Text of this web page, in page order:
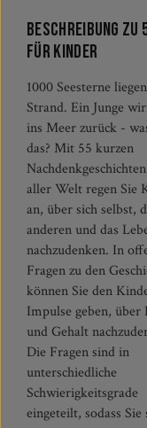
Beschreibung zu
für Kinder
1000 Seesterne
Strand. Ein Junge
ins Meer zurück -
das? Mit 55 kurzen
aller Welt regen Sie
an, über sich selbst,
anderen und das
nachzudenken. In
Fragen zu den
können Sie den
Impulse geben, über
und Gehalt
Die Fragen sind in
unterschiedliche
Schwierigkeitsgrade
eingeteilt, sodass Sie
einsetzen
wenn Sie
unterrichten. Zu jeder
Geschichte gibt es
Übersicht mit
Lernbereichen,
"Selbstvertrauen", "frei
oder
übernehmen", die
gezielten Einsatz
Die kleinen
sowohl für den
Religions- und
Ethikunterricht als auch für
außerschulische Bereiche